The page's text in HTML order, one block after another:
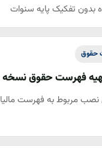
و فیش حقوقی 1404
مشاغل
بدون تفکیک پایه سنوات
حقوق
فهرست حقوق نسخه 1.7.0.0
نصب مربوط به فهرست